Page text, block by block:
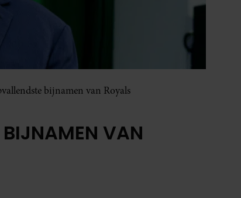
bijnamen van Royals
BIJNAMEN VAN